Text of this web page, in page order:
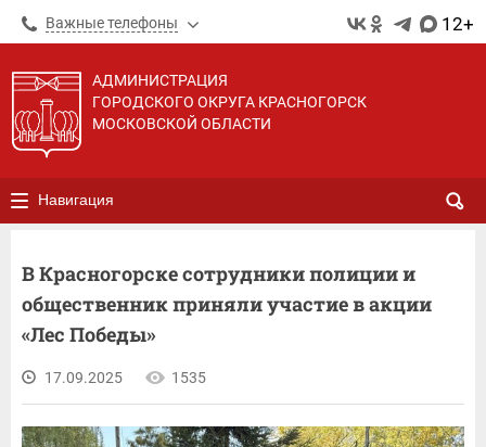
Важные телефоны 12+
АДМИНИСТРАЦИЯ
ГОРОДСКОГО ОКРУГА КРАСНОГОРСК
МОСКОВСКОЙ ОБЛАСТИ
Навигация
В Красногорске сотрудники полиции и
общественник приняли участие в акции
«Лес Победы»
17.09.2025 1535